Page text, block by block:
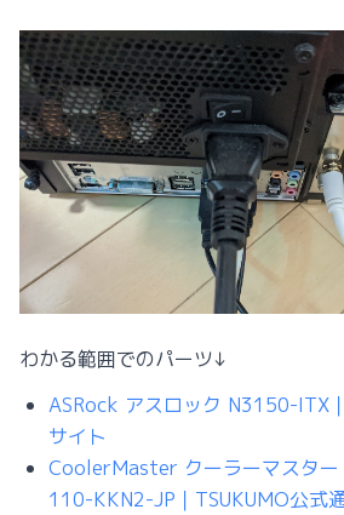
わかる範囲でのパーツ↓
ASRock アスロック N3150-ITX
サイト
CoolerMaster クーラーマスタ
110-KKN2-JP｜TSUKUMO公式